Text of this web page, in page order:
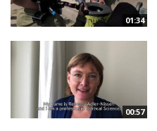
01:34
00:57